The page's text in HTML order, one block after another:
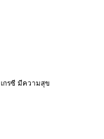
เกรซี่ มีความสุข